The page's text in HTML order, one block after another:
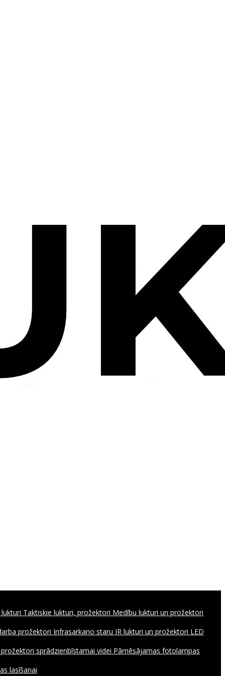
Taktiskie lukturi, prožektori Medību lukturi un prožektori
prožektori Infrasarkano staru IR lukturi un prožektori LED
sprādzienbīstamai videi Pārnēsājamas fotolampas
lasīšanai